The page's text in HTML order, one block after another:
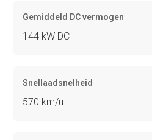
Gemiddeld DC vermogen
144 kW DC
Snellaadsnelheid
570 km/u